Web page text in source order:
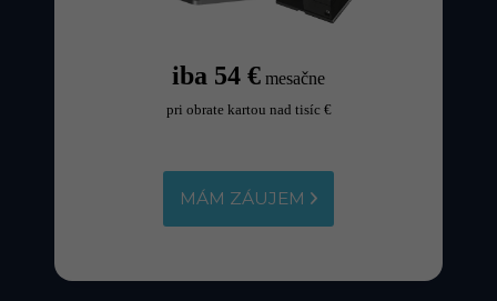
iba 54 € mesačne
pri obrate kartou nad tisíc €
MÁM ZÁUJEM